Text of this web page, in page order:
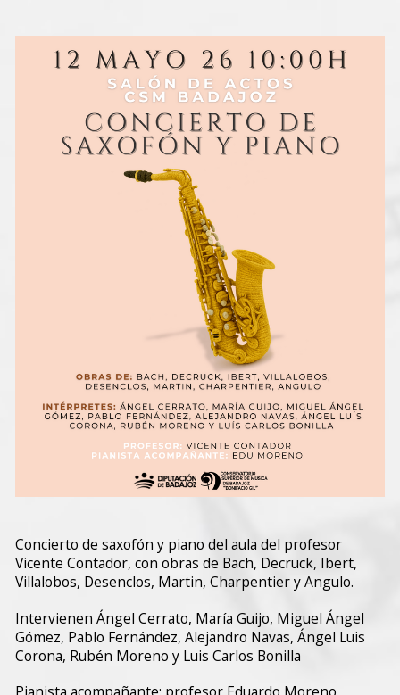
entrada
Concierto de saxofón y piano del aula del profesor
Vicente Contador, con obras de Bach, Decruck, Ibert,
Villalobos, Desenclos, Martin, Charpentier y Angulo.
Intervienen Ángel Cerrato, María Guijo, Miguel Ángel
Gómez, Pablo Fernández, Alejandro Navas, Ángel Luis
Corona, Rubén Moreno y Luis Carlos Bonilla